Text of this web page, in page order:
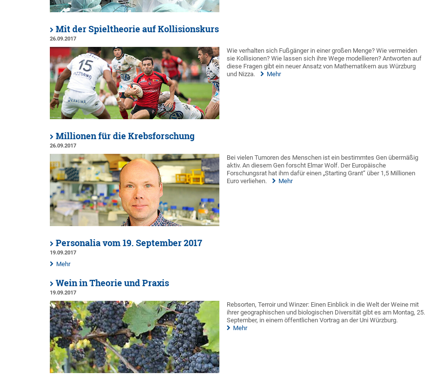
Mit der Spieltheorie auf Kollisionskurs
26.09.2017
Wie verhalten sich Fußgänger in einer großen Menge? Wie vermeiden
sie Kollisionen? Wie lassen sich ihre Wege modellieren? Antworten auf
diese Fragen gibt ein neuer Ansatz von Mathematikern aus Würzburg
und Nizza.
Mehr
Millionen für die Krebsforschung
26.09.2017
Bei vielen Tumoren des Menschen ist ein bestimmtes Gen übermäßig
aktiv. An diesem Gen forscht Elmar Wolf. Der Europäische
Forschungsrat hat ihm dafür einen „Starting Grant“ über 1,5 Millionen
Euro verliehen.
Mehr
Personalia vom 19. September 2017
19.09.2017
Mehr
Wein in Theorie und Praxis
19.09.2017
Rebsorten, Terroir und Winzer: Einen Einblick in die Welt der Weine mit
ihrer geographischen und biologischen Diversität gibt es am Montag, 25.
September, in einem öffentlichen Vortrag an der Uni Würzburg.
Mehr